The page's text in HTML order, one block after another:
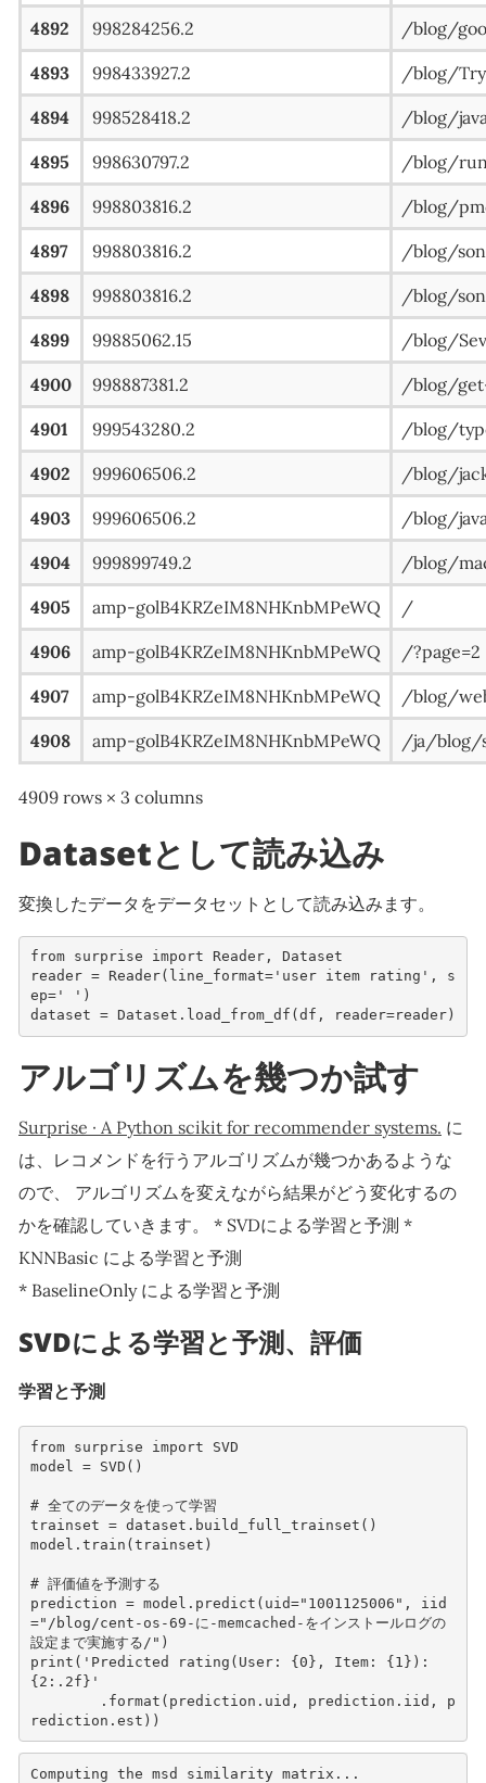
4892 998284256.2 /blog/
4893 998433927.2 /blog/
4894 998528418.2 /blog/
4895 998630797.2 /blog/
4896 998803816.2 /blog/
4897 998803816.2 /blog/
4898 998803816.2 /blog/
4899 99885062.15 /blog/
4900 998887381.2 /blog/
4901 999543280.2 /blog/
4902 999606506.2 /blog/
4903 999606506.2 /blog/
4904 999899749.2 /blog/
4905 amp-golB4KRZeIM8NHKnbMPeWQ /
4906 amp-golB4KRZeIM8NHKnbMPeWQ /?page=2
4907 amp-golB4KRZeIM8NHKnbMPeWQ /blog/
4908 amp-golB4KRZeIM8NHKnbMPeWQ /ja/blog/
4909 rows × 3 columns
Datasetとして読み込み
変換したデータをデータセットとして読み込みます。
from surprise import Reader,
Dataset
reader = Reader( line_format='user item rating' ,
s
ep=' ' )
dataset = Dataset . load_from_df ( df , reader=reader)
アルゴリズムを幾つか試す
Surprise · A Python scikit for recommender systems. に
は、レコメンドを行うアルゴリズムが幾つかあるような
ので、 アルゴリズムを変えながら結果がどう変化するの
かを確認していきます。 * SVDによる学習と予測 *
KNNBasic による学習と予測
* BaselineOnly による学習と予測
SVDによる学習と予測、評価
学習と予測
from surprise import
SVD
model
= SVD ()
# 全てのデータを使って学習
trainset = dataset . build_full_trainset ()
model . train (trainset )
# 評価値を予測する
prediction = model . predict ( uid="1001125006" ,
iid
="/blog/cent-os-69-に-memcached-をインストールログの
設定まで実施する/" )
print ( 'Predicted rating(User: {0} , Item: {1}
{2:.2f} '
. format ( prediction . uid , prediction . iid ,
p
rediction . est ))
Computing the msd similarity matrix...